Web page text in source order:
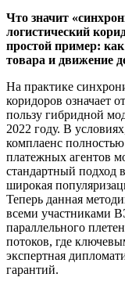
Что значит
логистический
простой пример:
товара и движение
На практике
коридоров означает
пользу гибридной
2022 году. В
комплаенс
платежных агентов
стандартный подход
широкая
Теперь данная
всеми участниками
параллельного
потоков, где
экспертная
гарантий.